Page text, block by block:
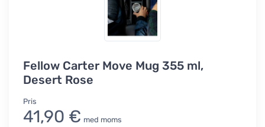
Fellow Carter Move Mug 355 ml,
Desert Rose
Pris
41,90 € med moms